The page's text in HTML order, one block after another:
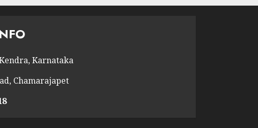
Karnataka
Chamarajapet